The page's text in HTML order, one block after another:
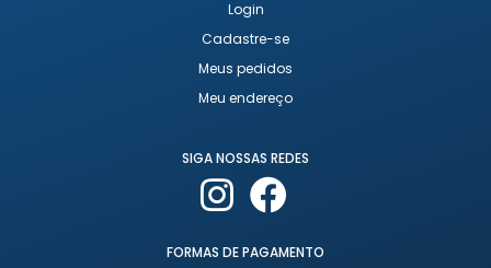
Login
Cadastre-se
Meus pedidos
Meu endereço
SIGA NOSSAS REDES
FORMAS DE PAGAMENTO